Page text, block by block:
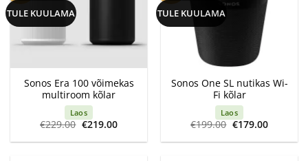
TULE KUULAMA
Sonos Era 100 võimekas
multiroom kõlar
Laos
€229.00 Algne
hind
oli:
€219.00Current
is:
TULE KUULAMA
Sonos One SL nutikas Wi-
Fi kõlar
Laos
€199.00 Algne
hind
oli:
€179.00Current
is: